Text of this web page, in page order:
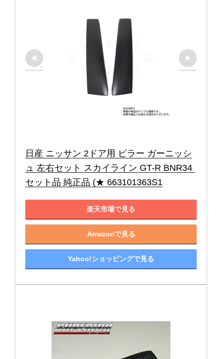
日産 ニッサン 2ドア用 ピラー ガーニッシ
ュ 左右セット スカイライン GT-R BNR34
セット品 純正品 (★ 663101363S1
楽天市場で見る
Amazonで見る
Yahoo!ショッピングで見る